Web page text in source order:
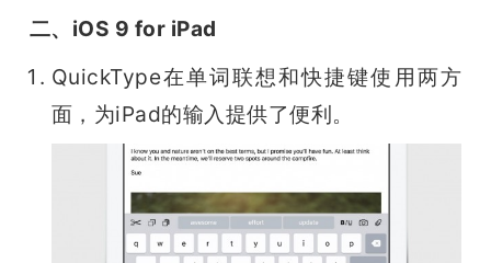
二、iOS 9 for iPad
QuickType在单词联想和快捷键使用两方
面，为iPad的输入提供了便利。